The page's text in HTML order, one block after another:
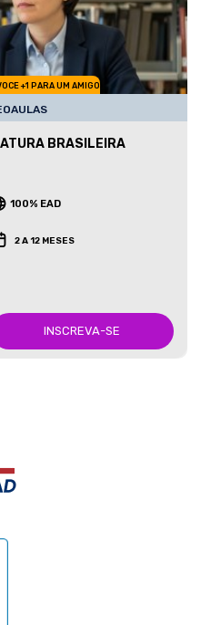
+1 PARA UM AMIGO
BRASILEIRA
100% EAD
2 A 12 MESES
INSCREVA-SE